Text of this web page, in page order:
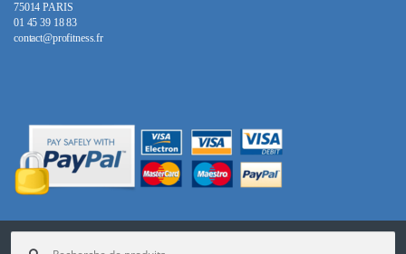
75014 PARIS
01 45 39 18 83
contact@profitness.fr
Recherche
pour :